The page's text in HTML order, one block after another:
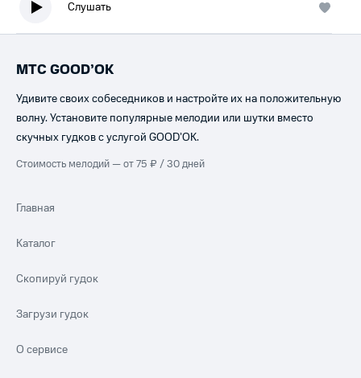
Слушать
МТС GOOD’OK
Удивите своих собеседников и настройте их на положительную
волну. Установите популярные мелодии или шутки вместо
скучных гудков с услугой GOOD’OK.
Стоимость мелодий — от 75 ₽ / 30 дней
Главная
Каталог
Скопируй гудок
Загрузи гудок
О сервисе